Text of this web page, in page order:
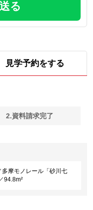
る
見学予約をする
2.資料請求完了
摩モノレール「砂川七
94.8m²